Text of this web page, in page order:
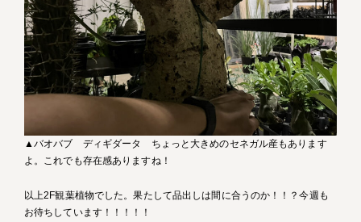
▲バオバブ ディギダータ ちょっと大きめのセネガル産もあります
よ。これでも存在感ありますね！
以上2F観葉植物でした。果たして品出しは間に合うのか！！？今週も
お待ちしています！！！！！